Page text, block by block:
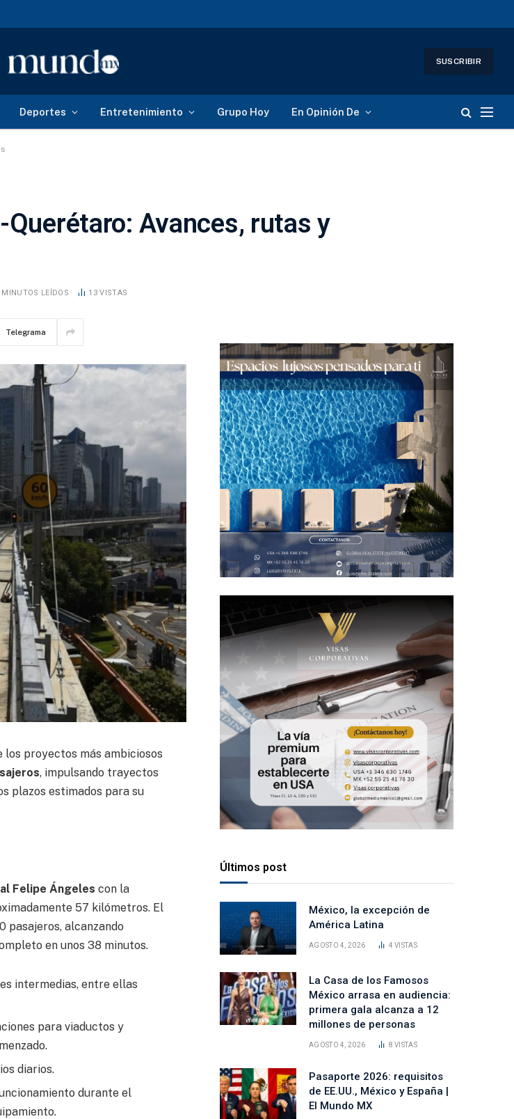
SUSCRIBIR
Deportes Entretenimiento Grupo Hoy En Opinión De
Avances, rutas y
MINUTOS LEÍDOS 13VISTAS
Telegrama
los proyectos más ambiciosos
, impulsando trayectos
plazos estimados para su
Felipe Ángeles con la
57 kilómetros. El
pasajeros, alcanzando
en unos 38 minutos.
intermedias, entre ellas
para viaductos y
diarios.
durante el
Últimos post
México, la excepción de
América Latina
AGOSTO 4, 2026 4VISTAS
La Casa de los Famosos
México arrasa en audiencia:
primera gala alcanza a 12
millones de personas
AGOSTO 4, 2026 8VISTAS
Pasaporte 2026: requisitos
de EE.UU., México y España |
El Mundo MX